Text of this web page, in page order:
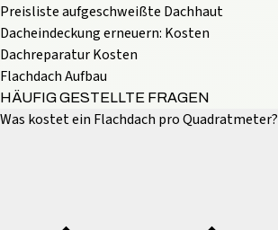
Preisliste aufgeschweißte Dachhaut
Dacheindeckung erneuern: Kosten
Dachreparatur Kosten
Flachdach Aufbau
HÄUFIG GESTELLTE FRAGEN
Was kostet ein Flachdach pro Quadratmeter?